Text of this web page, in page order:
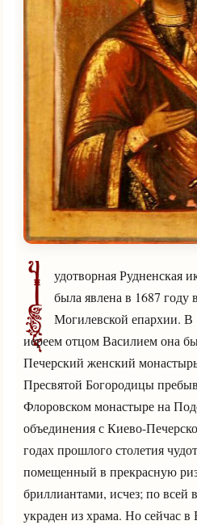
Ч
удотворная Рудненская
была явлена в 1687 году
Могилевской епархии.
иереем отцом Василием она
Печерский женский
Пресвятой Богородицы
Флоровском монастыре на
объединения с Киево-
годах прошлого столетия
помещенный в прекрасную
бриллиантами, исчез; по всей
украден из храма. Но сейчас в